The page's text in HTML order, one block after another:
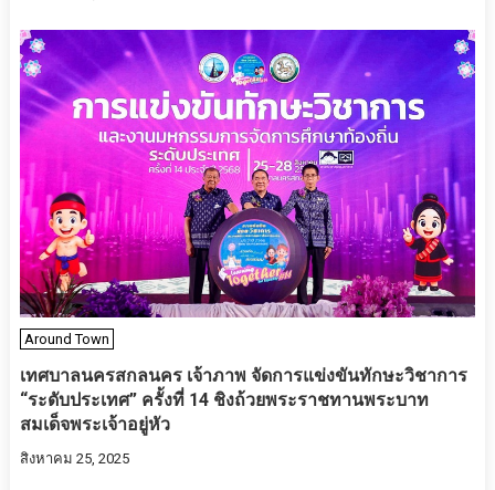
Around Town
เทศบาลนครสกลนคร เจ้าภาพ จัดการแข่งขันทักษะวิชาการ
“ระดับประเทศ” ครั้งที่ 14 ชิงถ้วยพระราชทานพระบาท
สมเด็จพระเจ้าอยู่หัว
สิงหาคม 25, 2025